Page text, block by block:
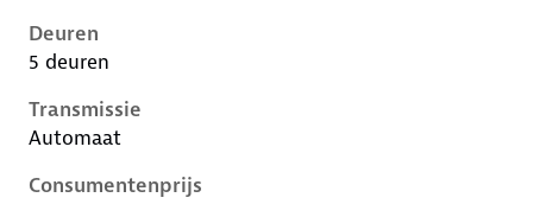
Deuren
5 deuren
Transmissie
Automaat
Consumentenprijs